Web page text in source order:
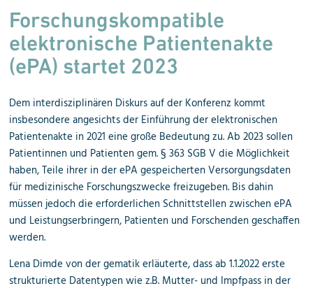
Forschungskompatible
elektronische Patientenakte
(ePA) startet 2023
Dem interdisziplinären Diskurs auf der Konferenz kommt
insbesondere angesichts der Einführung der elektronischen
Patientenakte in 2021 eine große Bedeutung zu. Ab 2023 sollen
Patientinnen und Patienten gem. § 363 SGB V die Möglichkeit
haben, Teile ihrer in der ePA gespeicherten Versorgungsdaten
für medizinische Forschungszwecke freizugeben. Bis dahin
müssen jedoch die erforderlichen Schnittstellen zwischen ePA
und Leistungserbringern, Patienten und Forschenden geschaffen
werden.
Lena Dimde von der gematik erläuterte, dass ab 1.1.2022 erste
strukturierte Datentypen wie z.B. Mutter- und Impfpass in der